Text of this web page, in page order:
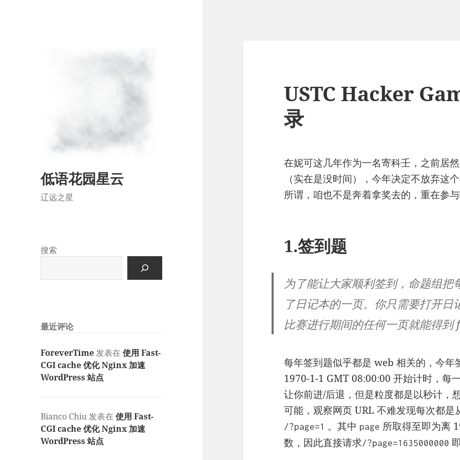
低语花园星云
辽远之星
搜索
最近评论
ForeverTime发表在使用 Fast-
CGI cache 优化 Nginx 加速
WordPress 站点
Bianco Chiu发表在使用 Fast-
CGI cache 优化 Nginx 加速
WordPress 站点
USTC Hacker
录
在妮可这几年作为一名寄科壬，之前居
（实在是没时间），今年决定不放弃这
所谓，咱也不是奔着拿奖去的，重在参
1.签到题
为了能让大家顺利签到，命题组
了日记本的一页。你只需要打开
比赛进行期间的任何一页就能得到
每年签到题似乎都是 web 相关的，今
1970-1-1 GMT 08:00:00 开始计时，每
让你前进/后退，但是粒度都是以秒计，
可能，观察网页 URL 不难发现每次都
/?page=1 。其中 page 所取得至即为离
数，因此直接请求/?page=1635000000